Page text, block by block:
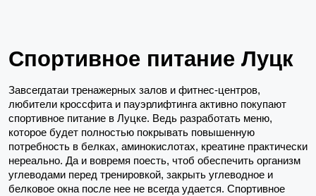
Спортивное питание Луцк
Завсегдатаи тренажерных залов и фитнес-центров,
любители кроссфита и пауэрлифтинга активно покупают
спортивное питание в Луцке. Ведь разработать меню,
которое будет полностью покрывать повышенную
потребность в белках, аминокислотах, креатине практически
нереально. Да и вовремя поесть, чтоб обеспечить организм
углеводами перед тренировкой, закрыть углеводное и
белковое окна после нее не всегда удается. Спортивное